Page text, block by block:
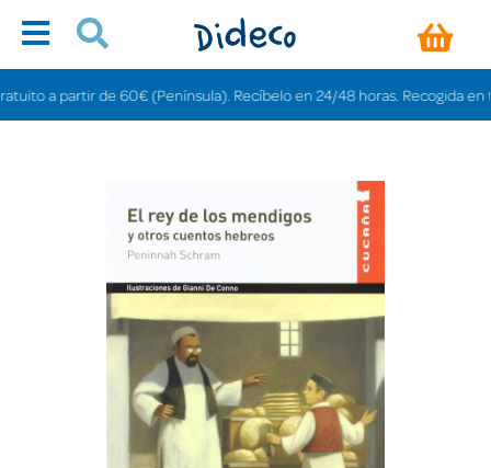
a partir de 60€ (Península). Recíbelo en 24/48 horas. Recogida en